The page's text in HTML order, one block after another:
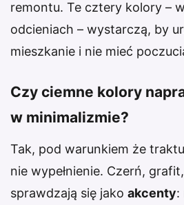
remontu. Te cztery kolory –
odcieniach – wystarczą, by
mieszkanie i nie mieć
Czy ciemne kolory
w minimalizmie?
Tak, pod warunkiem że
nie wypełnienie. Czerń,
sprawdzają się jako akcenty: